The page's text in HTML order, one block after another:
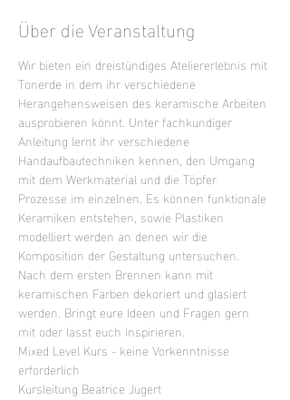
Über die Veranstaltung
Wir bieten ein dreistündiges Ateliererlebnis mit
Tonerde in dem ihr verschiedene
Herangehensweisen des keramische Arbeiten
ausprobieren könnt. Unter fachkundiger
Anleitung lernt ihr verschiedene
Handaufbautechniken kennen, den Umgang
mit dem Werkmaterial und die Töpfer
Prozesse im einzelnen. Es können funktionale
Keramiken entstehen, sowie Plastiken
modelliert werden an denen wir die
Komposition der Gestaltung untersuchen.
Nach dem ersten Brennen kann mit
keramischen Farben dekoriert und glasiert
werden. Bringt eure Ideen und Fragen gern
mit oder lasst euch inspirieren.
Mixed Level Kurs - keine Vorkenntnisse
erforderlich
Kursleitung Beatrice Jugert